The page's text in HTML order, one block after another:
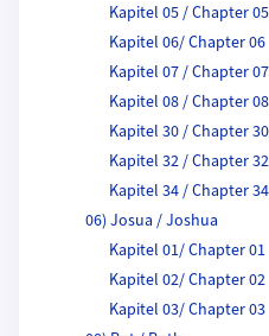
Kapitel 05 / Chapter 05
Kapitel 06/ Chapter 06
Kapitel 07 / Chapter 07
Kapitel 08 / Chapter 08
Kapitel 30 / Chapter 30
Kapitel 32 / Chapter 32
Kapitel 34 / Chapter 34
06) Josua / Joshua
Kapitel 01/ Chapter 01
Kapitel 02/ Chapter 02
Kapitel 03/ Chapter 03